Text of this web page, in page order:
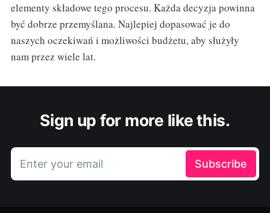
elementy składowe tego procesu. Każda decyzja powinna
być dobrze przemyślana. Najlepiej dopasować je do
naszych oczekiwań i możliwości budżetu, aby służyły
nam przez wiele lat.
Sign up for more like this.
Enter your email Subscribe